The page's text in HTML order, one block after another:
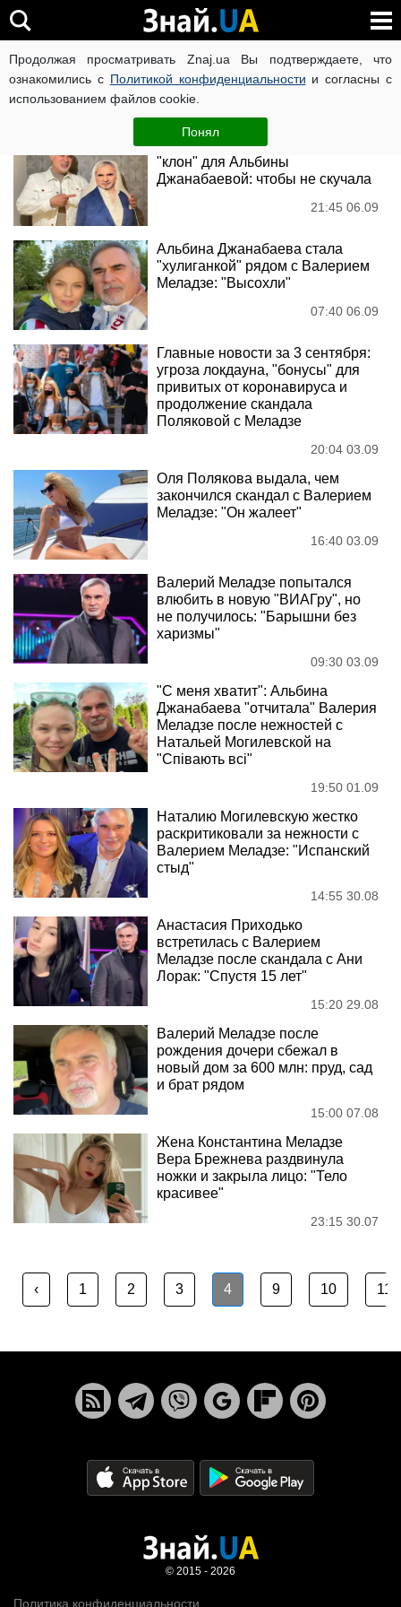
Продолжая просматривать Znaj.ua Вы подтверждаете, что
ознакомились с Политикой конфиденциальности и согласны с
использованием файлов cookie.
Понял
Валерий Меладзе
Валерий Меладзе создал свой
"клон" для Альбины
Джанабаевой: чтобы не скучала
21:45 06.09
Альбина Джанабаева стала
"хулиганкой" рядом с Валерием
Меладзе: "Высохли"
07:40 06.09
Главные новости за 3 сентября:
угроза локдауна, "бонусы" для
привитых от коронавируса и
продолжение скандала
Поляковой с Меладзе
20:04 03.09
Оля Полякова выдала, чем
закончился скандал с Валерием
Меладзе: "Он жалеет"
16:40 03.09
Валерий Меладзе попытался
влюбить в новую "ВИАГру", но
не получилось: "Барышни без
харизмы"
09:30 03.09
"С меня хватит": Альбина
Джанабаева "отчитала" Валерия
Меладзе после нежностей с
Натальей Могилевской на
"Співають всі"
19:50 01.09
Наталию Могилевскую жестко
раскритиковали за нежности с
Валерием Меладзе: "Испанский
стыд"
14:55 30.08
Анастасия Приходько
встретилась с Валерием
Меладзе после скандала с Ани
Лорак: "Спустя 15 лет"
15:20 29.08
Валерий Меладзе после
рождения дочери сбежал в
новый дом за 600 млн: пруд, сад
и брат рядом
15:00 07.08
Жена Константина Меладзе
Вера Брежнева раздвинула
ножки и закрыла лицо: "Тело
красивее"
23:15 30.07
‹ 1 2 3 4 9 10 11
Политика конфиденциальности
© 2015 - 2026